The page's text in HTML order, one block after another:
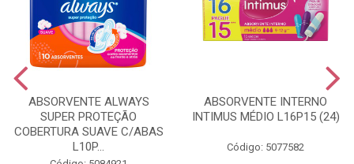
ABSORVENTE ALWAYS
SUPER PROTEÇÃO
COBERTURA SUAVE C/ABAS
L10P...
ABSORVENTE INTERNO
INTIMUS MÉDIO L16P15 (24)
Código: 5077582